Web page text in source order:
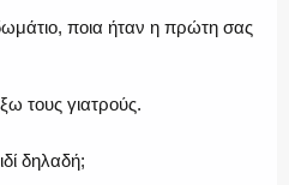
ποια ήταν η πρώτη σας
τους γιατρούς.
δηλαδή;